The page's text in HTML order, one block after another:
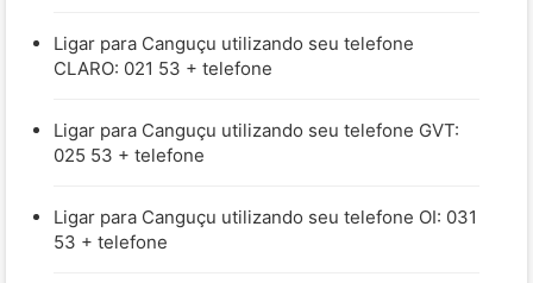
Ligar para Canguçu utilizando seu telefone
CLARO: 021 53 + telefone
Ligar para Canguçu utilizando seu telefone GVT:
025 53 + telefone
Ligar para Canguçu utilizando seu telefone OI: 031
53 + telefone